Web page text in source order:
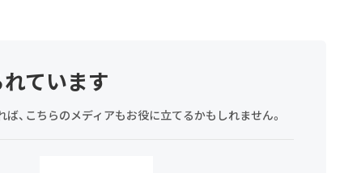
ています
、こちらのメディアもお役に立てるかもしれません。